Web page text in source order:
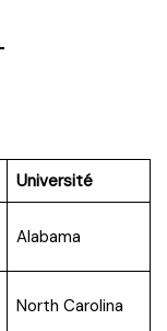
Université
Alabama
North Carolina